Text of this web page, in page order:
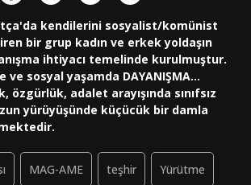
kendilerini sosyalist/komünist
bir grup kadın ve erkek yoldaşın
ihtiyacı temelinde kurulmuştur.
ve sosyal yaşamda DAYANIŞMA...
özgürlük, adalet arayışında sınıfsız
yürüyüşünde küçücük bir damla
MAG-AME teşhir Yürütme